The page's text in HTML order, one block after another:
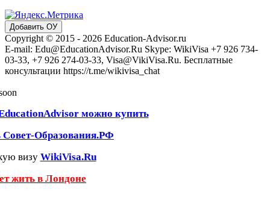
Добавить ОУ
Copyright © 2015 - 2026 Education-Advisor.ru
E-mail: Edu@EducationAdvisor.Ru Skype: WikiVisa +7 926 734-
03-33, +7 926 274-03-33, Visa@VikiVisa.Ru. Бесплатные
консультации https://t.me/wikivisa_chat
можно купить
Совет-Образования.РФ
визу WikiVisa.Ru
жить в Лондоне